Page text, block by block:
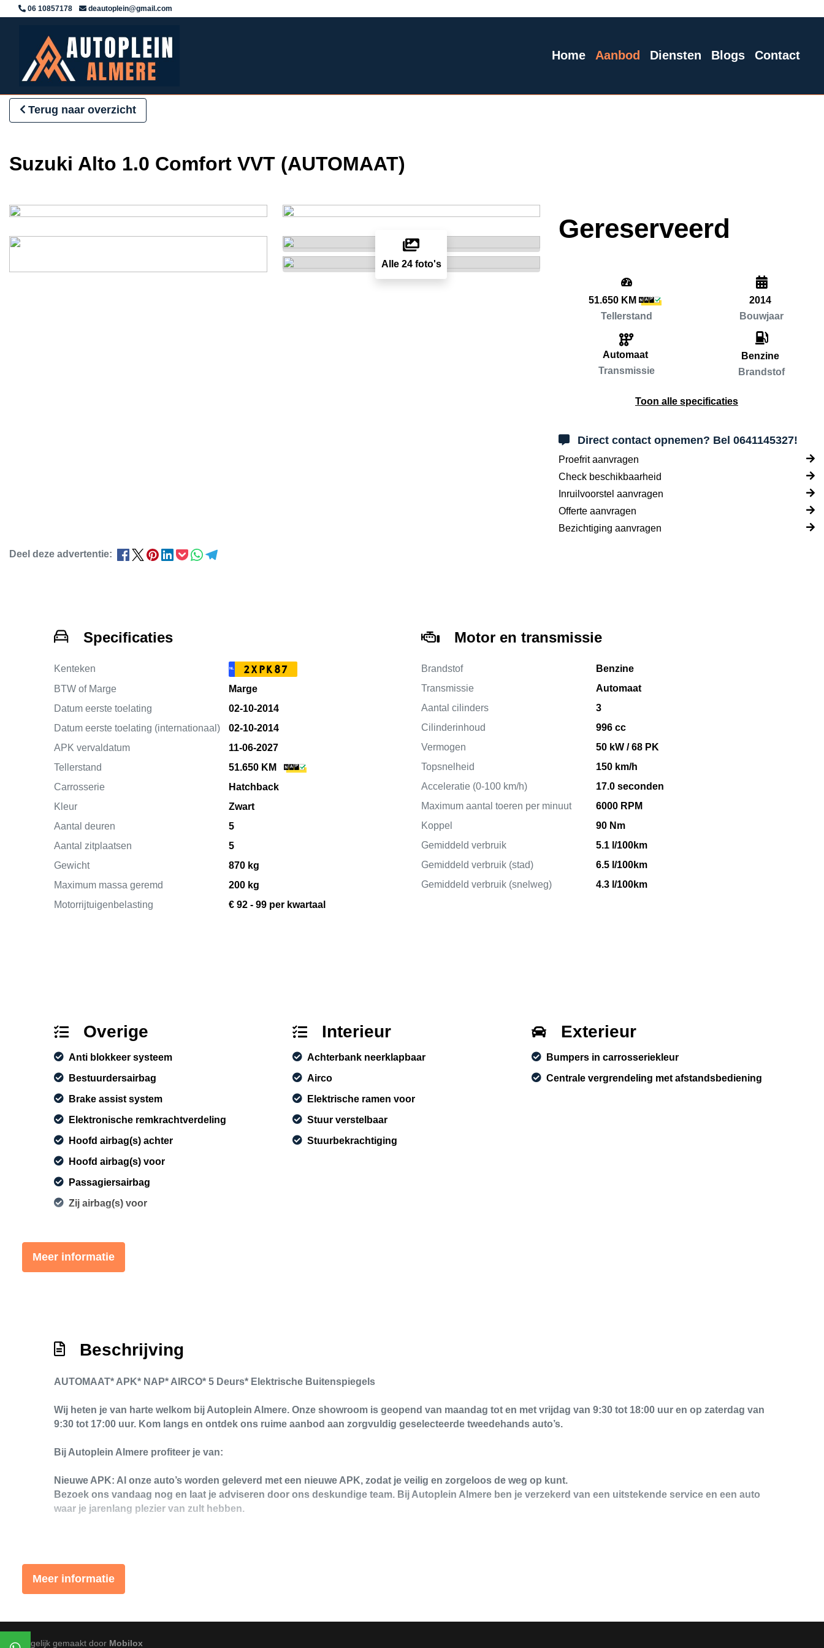
06 10857178 deautoplein@gmail.com
Home Aanbod Diensten Blogs Contact
Terug naar overzicht
Suzuki Alto 1.0 Comfort VVT (AUTOMAAT)
Alle 24 foto's
Gereserveerd
51.650 KM
Tellerstand
Automaat
Transmissie
2014
Bouwjaar
Benzine
Brandstof
Toon alle specificaties
Direct contact opnemen? Bel 0641145327!
Proefrit aanvragen
Check beschikbaarheid
Inruilvoorstel aanvragen
Offerte aanvragen
Bezichtiging aanvragen
Deel deze advertentie:
Specificaties
Kenteken NL 2XPK87
BTW of Marge
Marge
Datum eerste toelating
02-10-2014
Datum eerste toelating (internationaal)
02-10-2014
APK vervaldatum
11-06-2027
Tellerstand
51.650 KM
Carrosserie
Hatchback
Kleur
Zwart
Aantal deuren
5
Aantal zitplaatsen
5
Gewicht
870 kg
Maximum massa geremd
200 kg
Motorrijtuigenbelasting
€ 92 - 99 per kwartaal
Motor en transmissie
Brandstof
Benzine
Transmissie
Automaat
Aantal cilinders
3
Cilinderinhoud
996 cc
Vermogen
50 kW / 68 PK
Topsnelheid
150 km/h
Acceleratie (0-100 km/h)
17.0 seconden
Maximum aantal toeren per minuut
6000 RPM
Koppel
90 Nm
Gemiddeld verbruik
5.1 l/100km
Gemiddeld verbruik (stad)
6.5 l/100km
Gemiddeld verbruik (snelweg)
4.3 l/100km
Overige
Anti blokkeer systeem
Bestuurdersairbag
Brake assist system
Elektronische remkrachtverdeling
Hoofd airbag(s) achter
Hoofd airbag(s) voor
Passagiersairbag
Zij airbag(s) voor
Interieur
Achterbank neerklapbaar
Airco
Elektrische ramen voor
Stuur verstelbaar
Stuurbekrachtiging
Exterieur
Bumpers in carrosseriekleur
Centrale vergrendeling met afstandsbediening
Meer informatie
Beschrijving
AUTOMAAT* APK* NAP* AIRCO* 5 Deurs* Elektrische Buitenspiegels
Wij heten je van harte welkom bij Autoplein Almere. Onze showroom is geopend van maandag tot en met vrijdag van 9:30 tot 18:00 uur en op zaterdag van
9:30 tot 17:00 uur. Kom langs en ontdek ons ruime aanbod aan zorgvuldig geselecteerde tweedehands auto’s.
Bij Autoplein Almere profiteer je van:
Nieuwe APK: Al onze auto’s worden geleverd met een nieuwe APK, zodat je veilig en zorgeloos de weg op kunt.
Bezoek ons vandaag nog en laat je adviseren door ons deskundige team. Bij Autoplein Almere ben je verzekerd van een uitstekende service en een auto
waar je jarenlang plezier van zult hebben.
We hebben ons uiterste best gedaan om alle informatie in deze advertentie correct weer te geven. Er kunnen echter geen rechten worden ontleend aan de
verstrekte informatie in de advertentie. Vertrouw niet alleen op deze informatie maar controleer altijd zelf de zaken welke voor jou belangrijk zijn en je
Meer informatie
Mogelijk gemaakt door Mobilox